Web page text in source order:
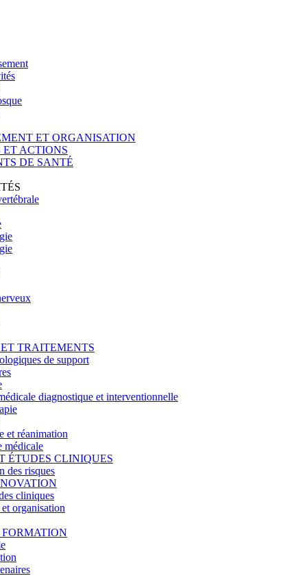
ET ORGANISATION
ET ACTIONS
DE SANTÉ
TRAITEMENTS
de support
diagnostique et interventionnelle
et réanimation
médicale
ÉTUDES CLINIQUES
des risques
cliniques
organisation